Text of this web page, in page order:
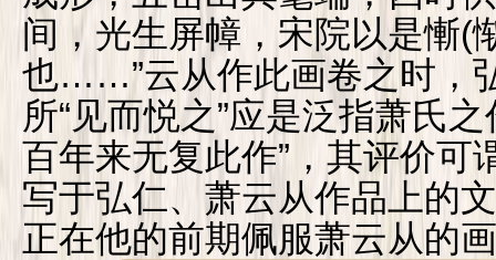
间，光生屏幛，宋院以是慚(
也……”云从作此画卷之时，
所“见而悦之”应是泛指萧氏
百年来无复此作”，其评价可
写于弘仁、萧云从作品上的
正在他的前期佩服萧云从的